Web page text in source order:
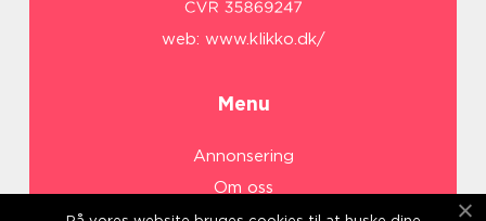
web: www.klikko.dk/
Menu
Annonsering
Om oss